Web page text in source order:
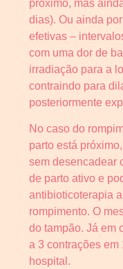
próximo, mas
dias). Ou ainda
efetivas –
com uma dor de
irradiação para a
contraindo para
posteriormente
No caso do
parto está
sem desencadear
de parto ativo e
antibioticoterapia
rompimento. O
do tampão. Já em
a 3 contrações em
hospital.